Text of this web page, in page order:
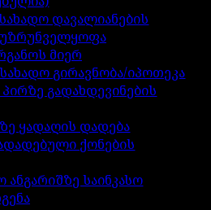
დავალიანების
უზრუნველყოფა
მიერ
გირავნობა/იპოთეკა
პირზე გადახდევინების
ყადაღის დადება
ქონების
ანგარიშზე საინკასო